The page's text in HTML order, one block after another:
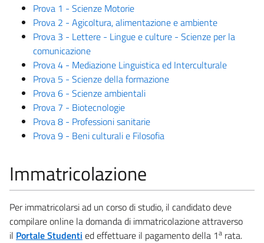
Prova 1 - Scienze Motorie
Prova 2 - Agicoltura, alimentazione e ambiente
Prova 3 - Lettere - Lingue e culture - Scienze per la
comunicazione
Prova 4 - Mediazione Linguistica ed Interculturale
Prova 5 - Scienze della formazione
Prova 6 - Scienze ambientali
Prova 7 - Biotecnologie
Prova 8 - Professioni sanitarie
Prova 9 - Beni culturali e Filosofia
Immatricolazione
Per immatricolarsi ad un corso di studio, il candidato deve
compilare online la domanda di immatricolazione attraverso
il Portale Studenti ed effettuare il pagamento della 1a rata.